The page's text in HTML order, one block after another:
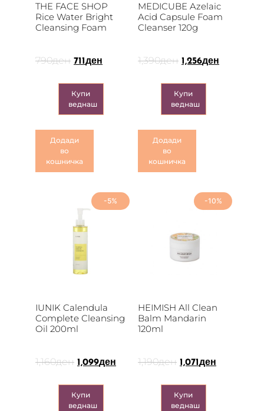
THE FACE SHOP
Rice Water Bright
Cleansing Foam
790ден 711 ден
Купи
веднаш
Додади
во
кошничка
MEDICUBE Azelaic
Acid Capsule Foam
Cleanser 120g
1,390ден 1,256ден
Купи
веднаш
Додади
во
кошничка
-5%
IUNIK Calendula
Complete Cleansing
Oil 200ml
1,160ден 1,099ден
Купи
веднаш
-10%
HEIMISH All Clean
Balm Mandarin
120ml
1,190ден 1,071 ден
Купи
веднаш